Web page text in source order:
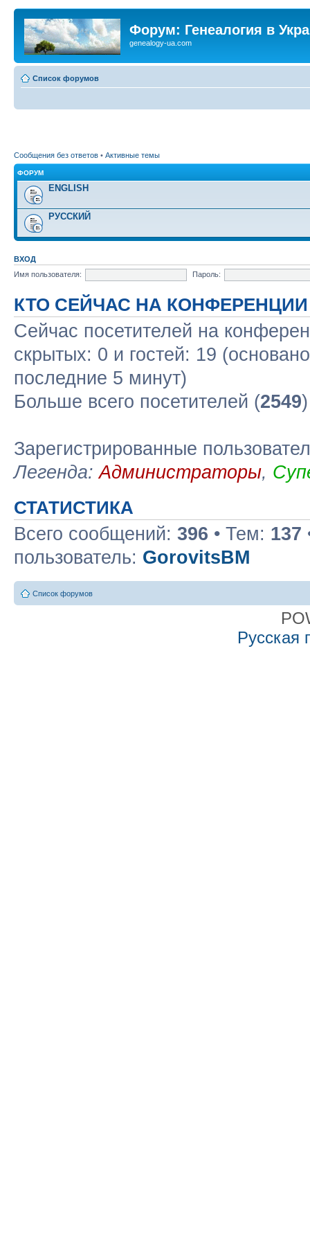
Форум: Генеалогия в
genealogy-ua.com
Список форумов
Сообщения без ответов • Активные темы
ФОРУМ
ENGLISH
РУССКИЙ
ВХОД
Имя пользователя:
Пароль:
КТО СЕЙЧАС НА КОНФЕРЕНЦИИ
Сейчас посетителей на
скрытых: 0 и гостей: 19
последние 5 минут)
Больше всего посетителей (2549
Зарегистрированные
Легенда:Администраторы,
СТАТИСТИКА
Всего сообщений: 396 • Тем: 137
пользователь: GorovitsBM
Список форумов
Русская